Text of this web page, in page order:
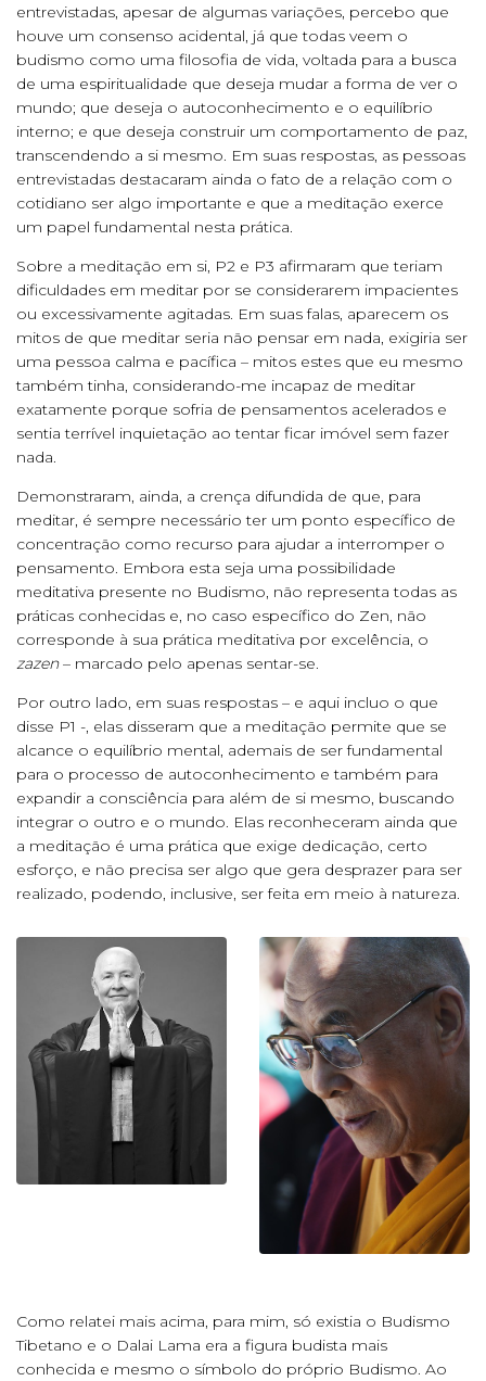
entrevistadas, apesar de algumas variações, percebo que
houve um consenso acidental, já que todas veem o
budismo como uma filosofia de vida, voltada para a busca
de uma espiritualidade que deseja mudar a forma de ver o
mundo; que deseja o autoconhecimento e o equilíbrio
interno; e que deseja construir um comportamento de paz,
transcendendo a si mesmo. Em suas respostas, as pessoas
entrevistadas destacaram ainda o fato de a relação com o
cotidiano ser algo importante e que a meditação exerce
um papel fundamental nesta prática.
Sobre a meditação em si, P2 e P3 afirmaram que teriam
dificuldades em meditar por se considerarem impacientes
ou excessivamente agitadas. Em suas falas, aparecem os
mitos de que meditar seria não pensar em nada, exigiria ser
uma pessoa calma e pacífica – mitos estes que eu mesmo
também tinha, considerando-me incapaz de meditar
exatamente porque sofria de pensamentos acelerados e
sentia terrível inquietação ao tentar ficar imóvel sem fazer
nada.
Demonstraram, ainda, a crença difundida de que, para
meditar, é sempre necessário ter um ponto específico de
concentração como recurso para ajudar a interromper o
pensamento. Embora esta seja uma possibilidade
meditativa presente no Budismo, não representa todas as
práticas conhecidas e, no caso específico do Zen, não
corresponde à sua prática meditativa por excelência, o
zazen– marcado pelo apenas sentar-se.
Por outro lado, em suas respostas – e aqui incluo o que
disse P1 -, elas disseram que a meditação permite que se
alcance o equilíbrio mental, ademais de ser fundamental
para o processo de autoconhecimento e também para
expandir a consciência para além de si mesmo, buscando
integrar o outro e o mundo. Elas reconheceram ainda que
a meditação é uma prática que exige dedicação, certo
esforço, e não precisa ser algo que gera desprazer para ser
realizado, podendo, inclusive, ser feita em meio à natureza.
Como relatei mais acima, para mim, só existia o Budismo
Tibetano e o Dalai Lama era a figura budista mais
conhecida e mesmo o símbolo do próprio Budismo. Ao